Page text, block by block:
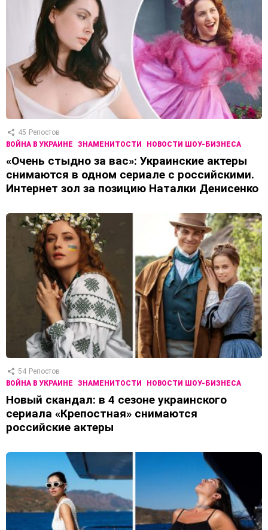
45 Репостов
ВОЙНА В УКРАИНЕ
ЗНАМЕНИТОСТИ НОВОСТИ ШОУ-БИЗНЕСА
«Очень стыдно за вас»: Украинские актеры
снимаются в одном сериале с российскими.
Интернет зол за позицию Наталки Денисенко
54 Репостов
ВОЙНА В УКРАИНЕ
ЗНАМЕНИТОСТИ НОВОСТИ ШОУ-БИЗНЕСА
Новый скандал: в 4 сезоне украинского
сериала «Крепостная» снимаются
российские актеры